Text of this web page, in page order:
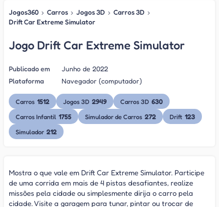
Jogos360 › Carros › Jogos 3D › Carros 3D ›
Drift Car Extreme Simulator
Jogo Drift Car Extreme Simulator
Publicado em
Junho de 2022
Plataforma
Navegador (computador)
Carros 1512 Jogos 3D 2949 Carros 3D 630
Carros Infantil 1755 Simulador de Carros 272 Drift 123
Simulador 212
Mostra o que vale em Drift Car Extreme Simulator. Participe
de uma corrida em mais de 4 pistas desafiantes, realize
missões pela cidade ou simplesmente dirija o carro pela
cidade. Visite a garagem para tunar, pintar ou trocar de